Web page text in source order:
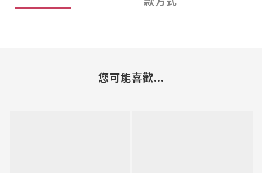
您可能喜歡...